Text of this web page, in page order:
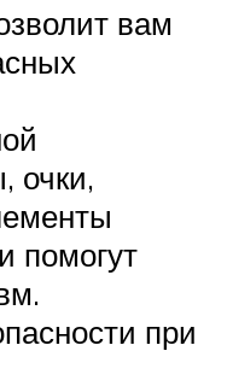
вам
очки,
помогут
при